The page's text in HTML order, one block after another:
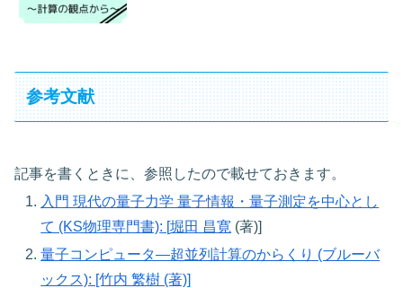
参考文献
記事を書くときに、参照したので載せておきます。
入門 現代の量子力学 量子情報・量子測定を中心とし
て (KS物理専門書): [堀田 昌寛 (著)]
量子コンピュータ―超並列計算のからくり (ブルーバ
ックス): [竹内 繁樹 (著)]